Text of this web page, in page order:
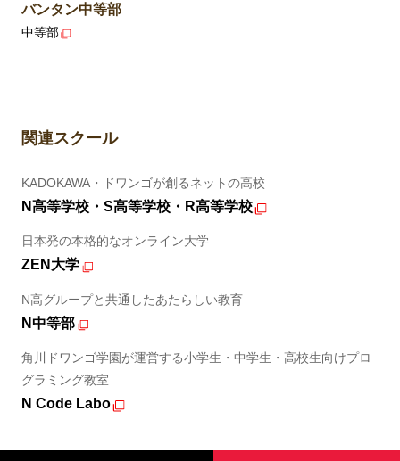
バンタン中等部
中等部
関連スクール
KADOKAWA・ドワンゴが創るネットの高校
N高等学校・S高等学校・R高等学校
日本発の本格的なオンライン大学
ZEN大学
N高グループと共通したあたらしい教育
N中等部
角川ドワンゴ学園が運営する小学生・中学生・高校生向けプロ
グラミング教室
N Code Labo